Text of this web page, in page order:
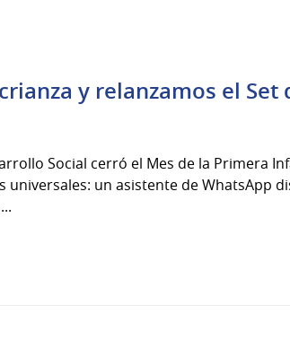
y relanzamos el Set
Social cerró el Mes de la Primera
universales: un asistente de WhatsApp